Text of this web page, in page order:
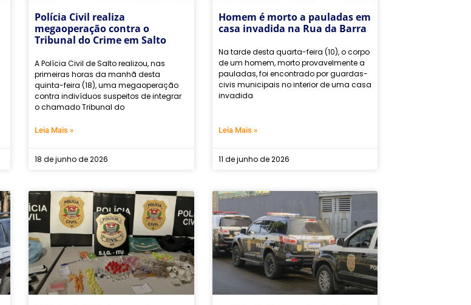
Polícia Civil realiza
megaoperação contra o
Tribunal do Crime em Salto
A Polícia Civil de Salto realizou, nas
primeiras horas da manhã desta
quinta-feira (18), uma megaoperação
contra indivíduos suspeitos de integrar
o chamado Tribunal do
Leia Mais »
18 de junho de 2026
Homem é morto a pauladas em
casa invadida na Rua da Barra
Na tarde desta quarta-feira (10), o corpo
de um homem, morto provavelmente a
pauladas, foi encontrado por guardas-
civis municipais no interior de uma casa
invadida
Leia Mais »
11 de junho de 2026